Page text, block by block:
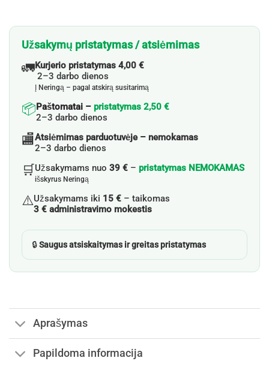
Užsakymų pristatymas / atsiėmimas
🚛Kurjerio pristatymas 4,00 €
2–3 darbo dienos
Į Neringą – pagal atskirą susitarimą
📦Paštomatai – pristatymas 2,50 €
2–3 darbo dienos
🏬Atsiėmimas parduotuvėje – nemokamas
2–3 darbo dienos
🛒Užsakymams nuo 39 € – pristatymas NEMOKAMAS
išskyrus Neringą
⚠️Užsakymams iki 15 € – taikomas
3 € administravimo mokestis
🔒Saugus atsiskaitymas ir greitas pristatymas
Aprašymas
Papildoma informacija